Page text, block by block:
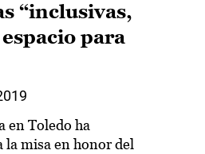
“inclusivas,
para
en Toledo ha
la misa en honor del